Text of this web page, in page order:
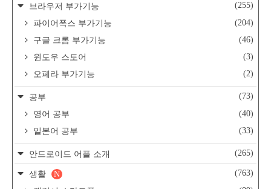
브라우저 부가기능
(255)
파이어폭스 부가기능
(204)
구글 크롬 부가기능
(46)
윈도우 스토어
(3)
오페라 부가기능
(2)
공부
(73)
영어 공부
(40)
일본어 공부
(33)
안드로이드 어플 소개 (265)
생활 (763)
N